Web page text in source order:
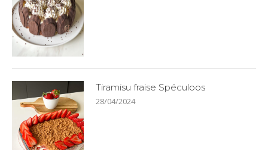
Tiramisu fraise Spéculoos
28/04/2024